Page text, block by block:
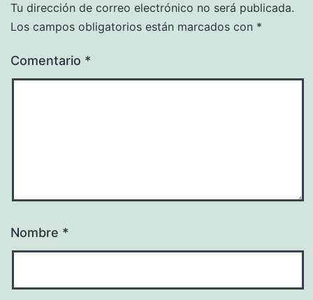
Tu dirección de correo electrónico no será publicada.
Los campos obligatorios están marcados con *
Comentario *
Nombre *